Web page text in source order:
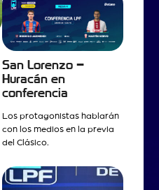
San Lorenzo –
Huracán en
conferencia
Los protagonistas hablarán
con los medios en la previa
del Clásico.